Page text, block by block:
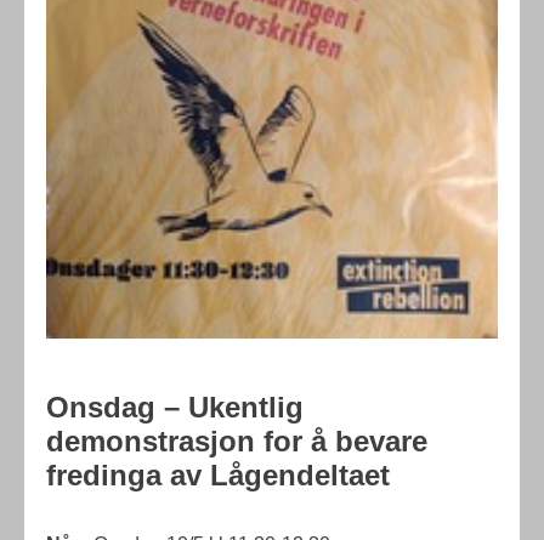
Onsdag – Ukentlig
demonstrasjon for å bevare
fredinga av Lågendeltaet